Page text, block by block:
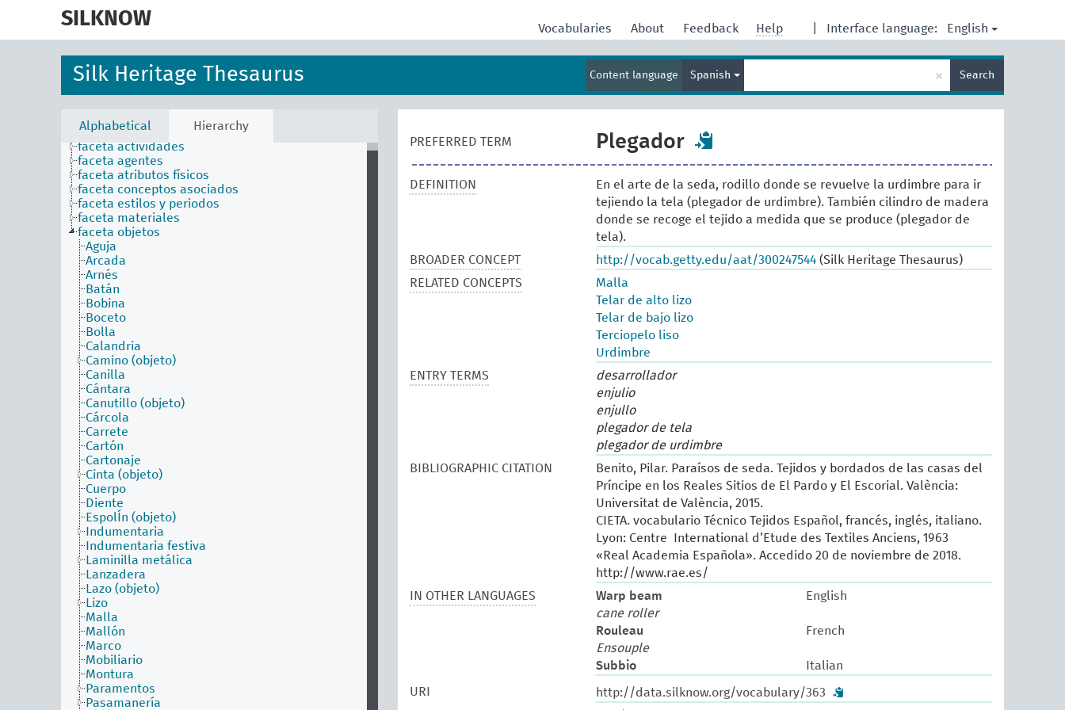
SILKNOW Interface language: English
Vocabularies About Feedback Help
Silk Heritage Thesaurus Content language Spanish
term
× Search
Alphabetical
Hierarchy
faceta actividades
faceta agentes
faceta atributos físicos
faceta conceptos asociados
faceta estilos y periodos
faceta materiales
faceta objetos
Aguja
Arcada
Arnés
Batán
Bobina
Boceto
Bolla
Calandria
Camino (objeto)
Canilla
Cántara
Canutillo (objeto)
Cárcola
Carrete
Cartón
Cartonaje
Cinta (objeto)
Cuerpo
Diente
EspolÍn (objeto)
Indumentaria
Indumentaria festiva
Laminilla metálica
Lanzadera
Lazo (objeto)
Lizo
Malla
Mallón
Marco
Mobiliario
Montura
Paramentos
Pasamanería
PREFERRED TERM Plegador
DEFINITION
En el arte de la seda, rodillo donde se revuelve la urdimbre para ir
tejiendo la tela (plegador de urdimbre). También cilindro de madera
donde se recoge el tejido a medida que se produce (plegador de
tela).
BROADER CONCEPT
http://vocab.getty.edu/aat/300247544 (Silk Heritage Thesaurus)
RELATED CONCEPTS
Malla
Telar de alto lizo
Telar de bajo lizo
Terciopelo liso
Urdimbre
ENTRY TERMS
desarrollador
enjulio
enjullo
plegador de tela
plegador de urdimbre
BIBLIOGRAPHIC CITATION
Benito, Pilar. Paraísos de seda. Tejidos y bordados de las casas del
Príncipe en los Reales Sitios de El Pardo y El Escorial. València:
Universitat de València, 2015.
CIETA. vocabulario Técnico Tejidos Español, francés, inglés, italiano.
Lyon: Centre International d’Etude des Textiles Anciens, 1963
«Real Academia Española». Accedido 20 de noviembre de 2018.
http://www.rae.es/
IN OTHER LANGUAGES
Warp beam
English
cane roller
Rouleau
French
Ensouple
Subbio
Italian
URI
http://data.silknow.org/vocabulary/363